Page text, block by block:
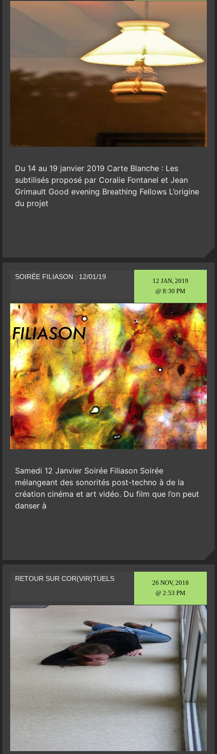
Du 14 au 19 janvier 2019 Carte Blanche : Les
subtilisés proposé par Coralie Fontanel et Jean
Grimault Good evening Breathing Fellows L’origine
du projet
12 JAN, 2019
@ 8:30 PM
SOIRÉE FILIASON : 12/01/19
Samedi 12 Janvier Soirée Filiason Soirée
mélangeant des sonorités post-techno à de la
création cinéma et art vidéo. Du film que l’on peut
danser à
26 NOV, 2018
@ 2:53 PM
RETOUR SUR COR(VIR)TUELS